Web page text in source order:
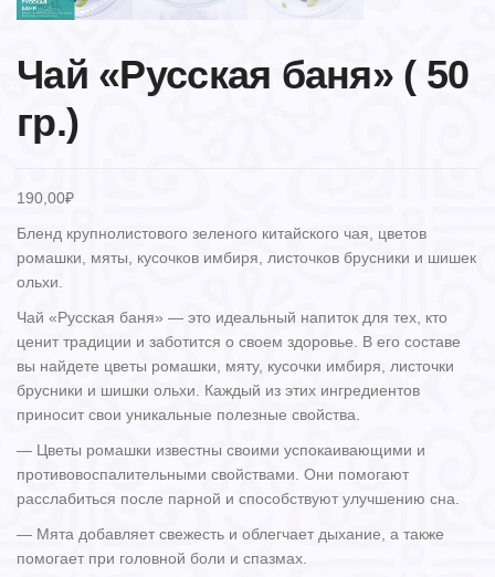
Чай «Русская баня» ( 50
гр.)
190,00₽
Бленд крупнолистового зеленого китайского чая, цветов
ромашки, мяты, кусочков имбиря, листочков брусники и шишек
ольхи.
Чай «Русская баня» — это идеальный напиток для тех, кто
ценит традиции и заботится о своем здоровье. В его составе
вы найдете цветы ромашки, мяту, кусочки имбиря, листочки
брусники и шишки ольхи. Каждый из этих ингредиентов
приносит свои уникальные полезные свойства.
— Цветы ромашки известны своими успокаивающими и
противовоспалительными свойствами. Они помогают
расслабиться после парной и способствуют улучшению сна.
— Мята добавляет свежесть и облегчает дыхание, а также
помогает при головной боли и спазмах.